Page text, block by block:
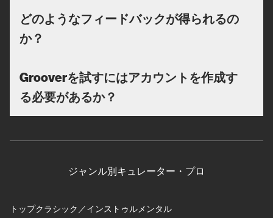
どのようなフィードバックが得られるの
か？
Grooverを試すにはアカウントを作成す
る必要があるか？
ジャンル別キュレーター・プロ
トップクラシック／インストゥルメンタル